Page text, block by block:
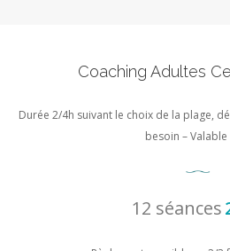
Coaching Adultes
Durée 2/4h suivant le choix de la plage,
besoin – Valable
12 séances